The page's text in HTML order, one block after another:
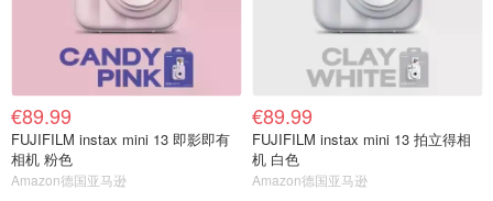
€89.99
FUJIFILM instax mini 13 即影即有
相机 粉色
Amazon德国亚马逊
€89.99
FUJIFILM instax mini 13 拍立得相
机 白色
Amazon德国亚马逊